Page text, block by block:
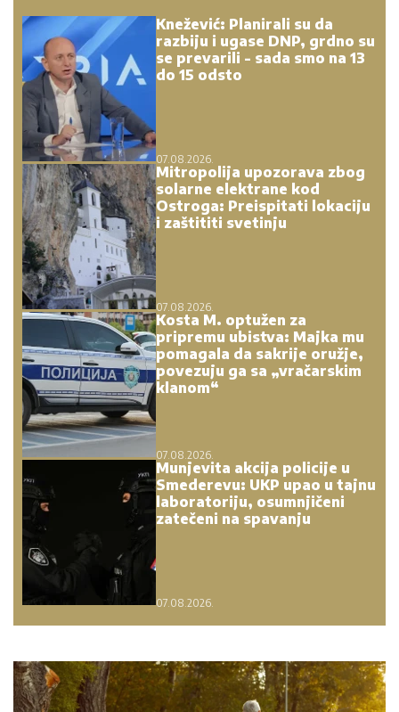
Knežević: Planirali su da
razbiju i ugase DNP, grdno su
se prevarili - sada smo na 13
do 15 odsto
07.08.2026.
Mitropolija upozorava zbog
solarne elektrane kod
Ostroga: Preispitati lokaciju
i zaštititi svetinju
07.08.2026.
Kosta M. optužen za
pripremu ubistva: Majka mu
pomagala da sakrije oružje,
povezuju ga sa „vračarskim
klanom“
07.08.2026.
Munjevita akcija policije u
Smederevu: UKP upao u tajnu
laboratoriju, osumnjičeni
zatečeni na spavanju
07.08.2026.